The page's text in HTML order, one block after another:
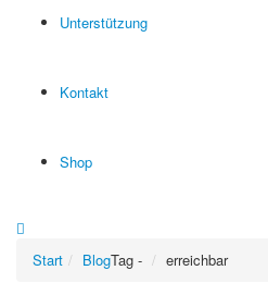
Unterstützung
Kontakt
Shop
Start BlogTag - erreichbar